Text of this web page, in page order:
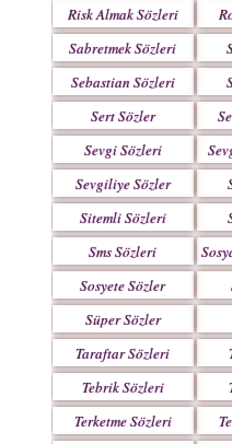
Risk Almak Sözleri
Sabretmek Sözleri
Sebastian Sözleri
Sert Sözler
Sevgi Sözleri
Sevgiliye Sözler
Sitemli Sözleri
Sms Sözleri
Sosyete Sözler
Mesajlar
Süper Sözler
Taraftar Sözleri
Tebrik Sözleri
Terketme Sözleri